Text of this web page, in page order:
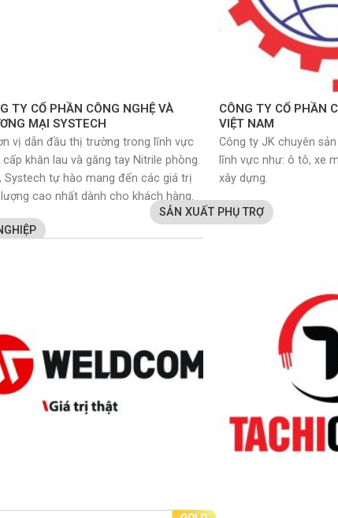
TY CỔ PHẦN CÔNG NGHỆ VÀ
MẠI SYSTECH
vị dẫn đầu thị trường trong lĩnh vực
cấp khăn lau và găng tay Nitrile phòng
Systech tự hào mang đến các giá trị
cao nhất dành cho khách hàng.
CÔNG TY CỔ PHẦN
VIỆT NAM
SẢN XUẤT PHỤ TRỢ
Công ty JK chuyên
lĩnh vực như: ô tô, xe
xây dựng.